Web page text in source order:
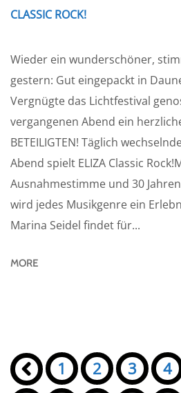
CLASSIC ROCK!
Wieder ein wunderschöner,
gestern: Gut eingepackt in
Vergnügte das Lichtfestival
vergangenen Abend ein
BETEILIGTEN! Täglich
Abend spielt ELIZA Classic
Ausnahmestimme und 30
wird jedes Musikgenre ein
Marina Seidel findet für...
MORE
Seiten:
« 1 2 3 4